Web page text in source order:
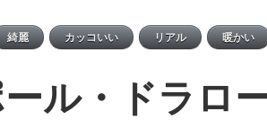
ル・ドラロ